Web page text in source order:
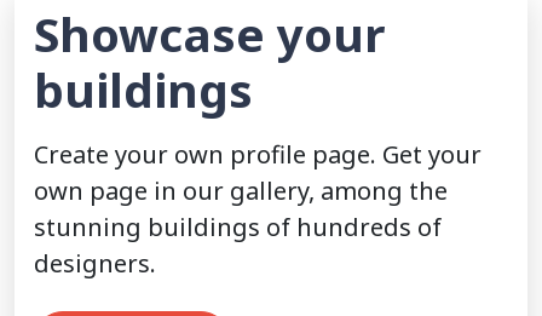
Showcase your
buildings
Create your own profile page. Get your
own page in our gallery, among the
stunning buildings of hundreds of
designers.